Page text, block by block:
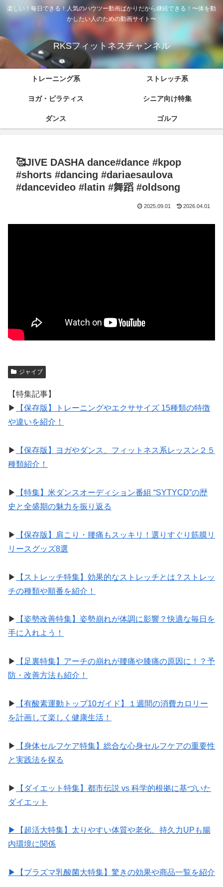
楽しい！毎日できる！人気のハウツー動画ばかりだから継続できる！〜体を動
かしたい人のための動画サイト〜
RKSフィットネスチャンネル
トレーニング系 ストレッチ系
ヨガ・ピラティス シニア向け特集
ダンス ゴルフ
🥰JIVE DASHA dance#dance #kpop
#shorts #dancing #dariaesaulova
#dancevideo #latin #舞蹈 #oldsong
2025.09.01 2026.04.01
ジャイブ
【特集記事】
▶︎
【保存版】トレーニングやエクササイズ 15種類の特徴
や違いを紹介！
▶︎
【保存版】ヨガやダンス、フィットネス系レッスン２５
種類紹介！
▶︎
【特集】米ダンスオーディション番組 “SYTYCD”の歴
史と全盛期の魅力を振り返る
▶︎
【保存版】肩こり・腰痛もスッキリ！選りすぐり筋膜リ
リースグッズ8選
▶︎
【ストレッチ特集】効果的なストレッチとは？ストレッ
チの種類や順番を紹介！
▶︎
【姿勢改善特集】姿勢崩れが体調に影響？快適な毎日を
手に入れよう！
▶︎
【足裏特集】アーチの崩れが腰痛や膝痛の原因に！？予
防・改善方法も紹介！
▶︎
【有酸素運動トップ10ガイド】１週間の消費カロリー
を計画して楽しく健康生活！
▶︎
【身体セルフケア特集】総合な心身セルフケアの重要性
と実践法を探る
▶︎
【ダイエット特集】都市伝説 vs 科学的根拠に基づいた
ダイエット
▶︎【超活大特集】太りやすい体質や老化、持久力UPも腸
内環境に関係
▶︎【プラズマ乳酸菌大特集】驚きの効果や商品一覧を紹介